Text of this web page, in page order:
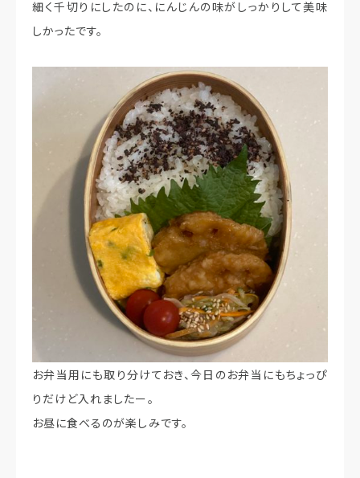
細く千切りにしたのに、にんじんの味がしっかりして美味
しかったです。
お弁当用にも取り分けておき、今日のお弁当にもちょっぴ
りだけど入れましたー。
お昼に食べるのが楽しみです。